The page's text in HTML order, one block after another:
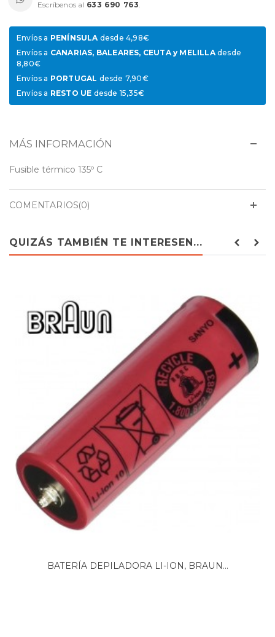
Escríbenos al 633 690 763.
Envíos a PENÍNSULAdesde 4,98€
Envíos a CANARIAS, BALEARES, CEUTA y MELILLAdesde
8,80€
Envíos a PORTUGAL desde 7,90€
Envíos a RESTO UE desde 15,35€
MÁS INFORMACIÓN
Fusible térmico 135º C
COMENTARIOS(0)
QUIZÁS TAMBIÉN TE INTERESEN...
BATERÍA DEPILADORA LI-ION, BRAUN...